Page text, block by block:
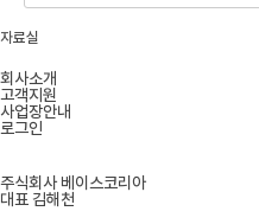
자료실
회사소개
고객지원
사업장안내
로그인
주식회사 베이스코리아
대표 김해천